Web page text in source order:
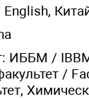
ИББМ /
/